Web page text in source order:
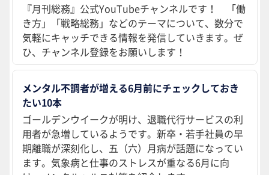
『月刊総務』公式YouTubeチャンネルです！ 「働
き方」「戦略総務」などのテーマについて、数分で
気軽にキャッチできる情報を発信していきます。ぜ
ひ、チャンネル登録をお願いします！
メンタル不調者が増える6月前にチェックしておき
たい10本
ゴールデンウイークが明け、退職代行サービスの利
用者が急増しているようです。新卒・若手社員の早
期離職が深刻化し、五（六）月病が話題になってい
ます。気象病と仕事のストレスが重なる6月に向